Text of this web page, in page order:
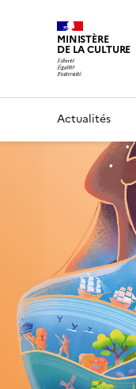
MINISTÈRE
DE LA CULTURE
Actualités